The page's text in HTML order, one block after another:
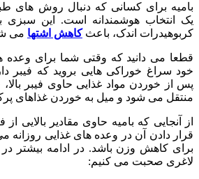
بامیه برای کسانی که دنبال روش های
یک انتخاب هوشمندانه است. این سبزی با
کربوهیدرات اندک، باعثکاهش اشتها می
قطعا می دانید که وقتی شما برای وعده
خود سراغ خوراکی هایی بروید که فیبر
پس از خوردن مواد غذایی حاوی فیبر
منتقل می شود و میل به خوردن غذاهای
از آنجایی که بامیه حاوی مقادیر بالایی
قرار دادن آن در وعده های غذایی روزانه
برای کاهش وزن باشد. در ادامه بیشتر
لاغری صحبت می کنیم: